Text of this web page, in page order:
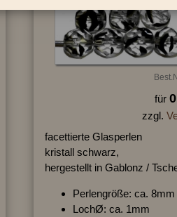
für
zzgl.
facettierte Glasperlen
kristall schwarz,
hergestellt in Gablonz /
Perlengröße: ca. 8mm
LochØ: ca. 1mm